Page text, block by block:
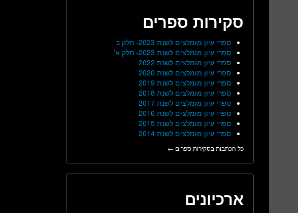
סקירות ספרים
ספרי עיון מומלצים לשנת 2023- חלק ב’
ספרי עיון מומלצים לשנת 2023- חלק א’
ספרי עיון מומלצים לשנת 2022
ספרי עיון מומלצים לשנת 2020
ספרי עיון מומלצים לשנת 2019
ספרי עיון מומלצים לשנת 2018
ספרי עיון מומלצים לשנת 2017
ספרי עיון מומלצים לשנת 2016
ספרי עיון מומלצים לשנת 2015
ספרי עיון מומלצים לשנת 2014
כל הכתבות בסקירות ספרים ←
ארכיונים